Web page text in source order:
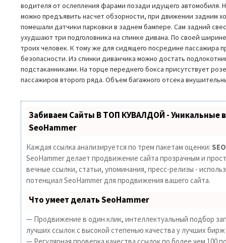
водителя от ослепления фарами позади идущего автомобиля.
можно предъявить насчет обзорности, при движении задним
помешали датчики парковки в заднем бампере. Сам задний
ухудшают три подголовника на спинке дивана. По своей
троих человек. К тому же для сидящего посредине пассажира
безопасности. Из спинки диванчика можно достать
подстаканниками. На торце переднего бокса присутствует
пассажиров второго ряда. Объем багажного отсека
Забиваем Сайты В ТОП КУВАЛДОЙ - Уникальные
SeoHammer
Каждая ссылка анализируется по трем пакетам оценки:
SeoHammer делает продвижение сайта прозрачным и
вечные ссылки, статьи, упоминания, пресс-релизы -
потенциал SeoHammer для продвижения вашего сайта.
Что умеет делать SeoHammer
— Продвижение в один клик, интеллектуальный подбор
лучших ссылок с высокой степенью качества у лучших
— Регулярная проверка качества ссылок по более чем 100